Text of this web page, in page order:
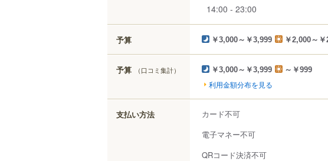
14:00 - 23:00
予算 ￥3,000～￥3,999 ￥2,000～
予算 （口コミ集計） ￥3,000～￥3,999 ～￥999
利用金額分布を見る
支払い方法
カード不可
電子マネー不可
QRコード決済不可